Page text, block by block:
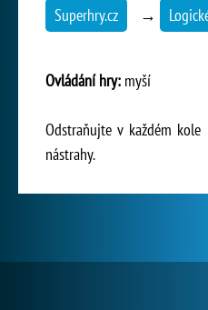
Superhry.cz →
Ovládání hry: myší
Odstraňujte v každém
nástrahy.